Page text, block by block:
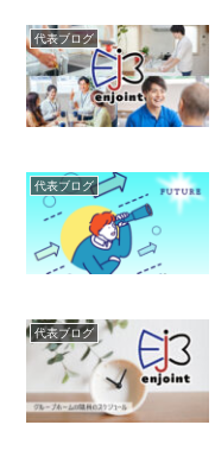
代表ブログ
代表ブログ
代表ブログ